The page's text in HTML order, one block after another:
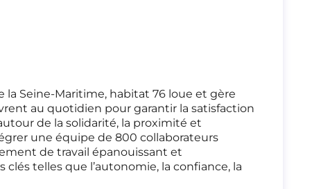
Seine-Maritime, habitat 76 loue et gère
au quotidien pour garantir la satisfaction
de la solidarité, la proximité et
une équipe de 800 collaborateurs
de travail épanouissant et
clés telles que l’autonomie, la confiance, la